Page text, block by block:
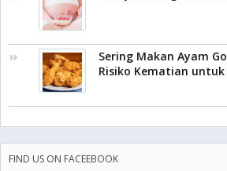
Sering Makan Ayam
Risiko Kematian
FIND US ON FACEEBOOK